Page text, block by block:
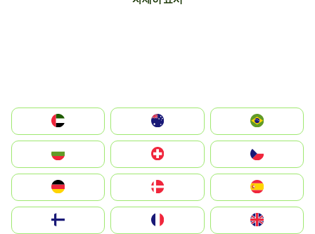
الإمارات العربية المتحدة
Switzerland
Deutschland
United Kingdom